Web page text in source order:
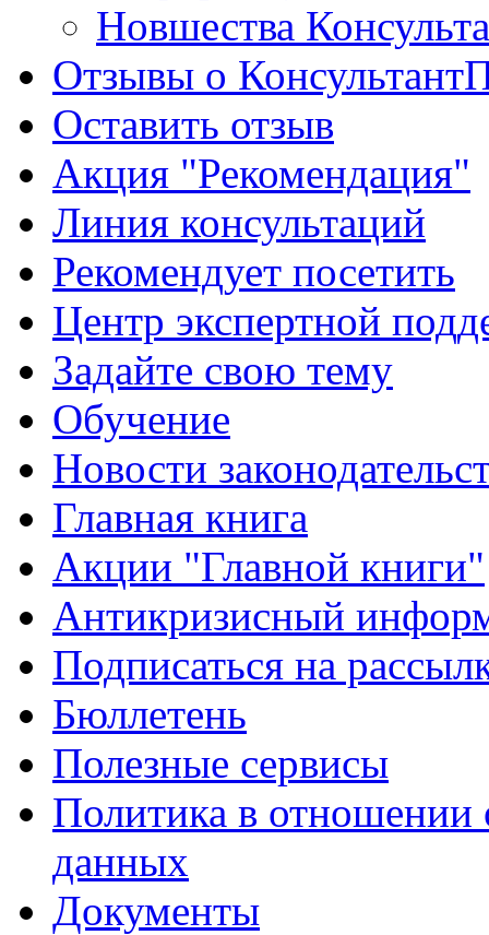
Новшества
Отзывы о
Оставить отзыв
Акция "Рекомендация"
Линия консультаций
Рекомендует посетить
Центр экспертной
Задайте свою тему
Обучение
Новости
Главная книга
Акции "Главной книги"
Антикризисный
Подписаться на
Бюллетень
Полезные сервисы
Политика в отношении
данных
Документы